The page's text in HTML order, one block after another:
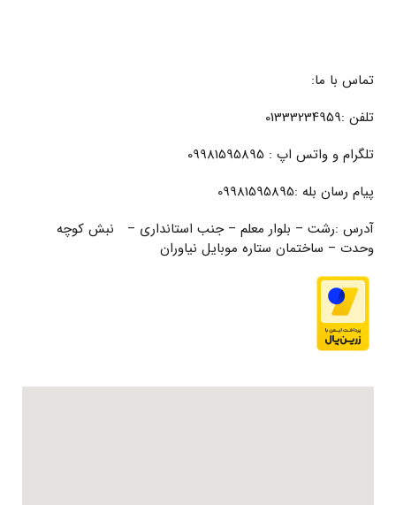
تماس با ما:
تلفن :01333234959
تلگرام و واتس اپ : 09981595895
پیام رسان بله :09981595895
آدرس :رشت – بلوار معلم – جنب استانداری – نبش کوچه
وحدت – ساختمان ستاره موبایل نیاوران